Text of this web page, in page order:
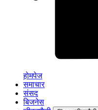
होमपेज
समाचार
संसद
बिजनेस